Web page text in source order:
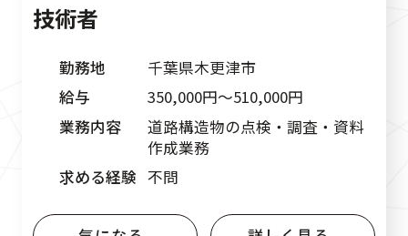
技術者
勤務地
千葉県木更津市
給与
350,000円〜510,000円
業務内容
道路構造物の点検・調査・資料
作成業務
求める経験 不問